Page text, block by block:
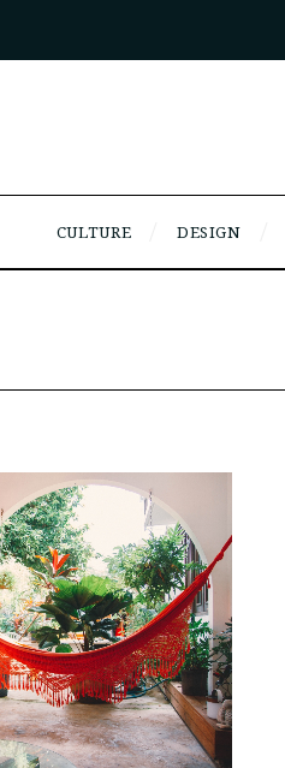
CULTURE DESIGN